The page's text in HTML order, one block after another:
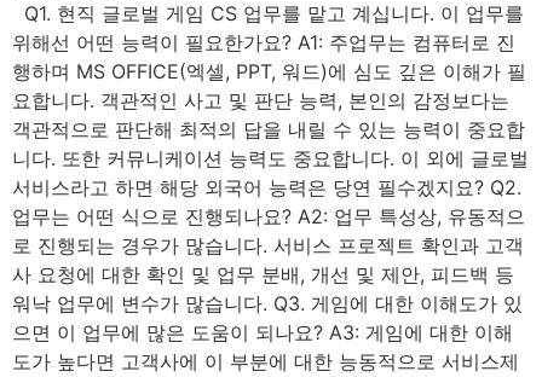
Q1. 현직 글로벌 게임 CS 업무를 맡고 계십니다. 이 업무를
위해선 어떤 능력이 필요한가요? A1: 주업무는 컴퓨터로 진
행하며 MS OFFICE(엑셀, PPT, 워드)에 심도 깊은 이해가 필
요합니다. 객관적인 사고 및 판단 능력, 본인의 감정보다는
객관적으로 판단해 최적의 답을 내릴 수 있는 능력이 중요합
니다. 또한 커뮤니케이션 능력도 중요합니다. 이 외에 글로벌
서비스라고 하면 해당 외국어 능력은 당연 필수겠지요? Q2.
업무는 어떤 식으로 진행되나요? A2: 업무 특성상, 유동적으
로 진행되는 경우가 많습니다. 서비스 프로젝트 확인과 고객
사 요청에 대한 확인 및 업무 분배, 개선 및 제안, 피드백 등
워낙 업무에 변수가 많습니다. Q3. 게임에 대한 이해도가 있
으면 이 업무에 많은 도움이 되나요? A3: 게임에 대한 이해
도가 높다면 고객사에 이 부분에 대한 능동적으로 서비스제